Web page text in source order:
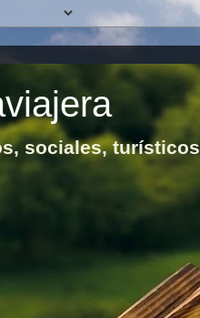
sociales,